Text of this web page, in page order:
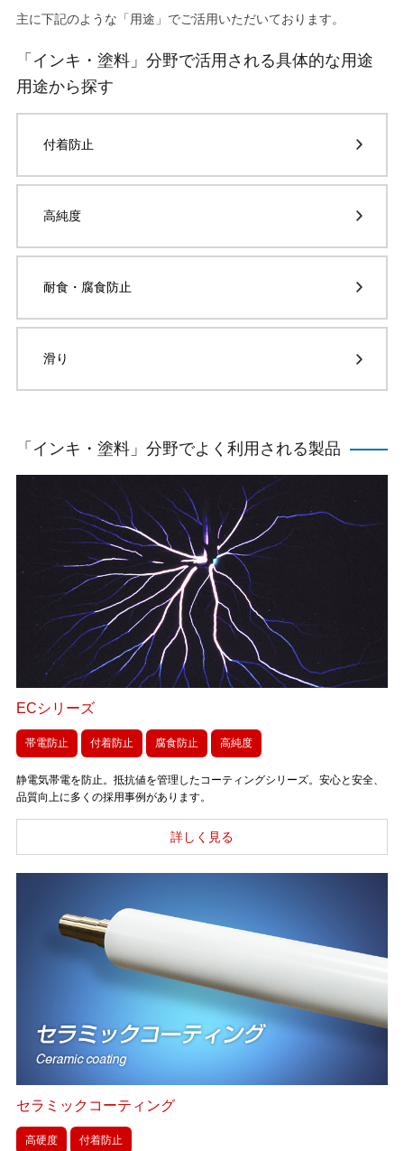
主に下記のような「用途」でご活用いただいております。
「インキ・塗料」分野で活用される具体的な用途
用途から探す
付着防止
高純度
耐食・腐食防止
滑り
「インキ・塗料」分野でよく利用される製品
ECシリーズ
帯電防止 付着防止 腐食防止 高純度
静電気帯電を防止。抵抗値を管理したコーティングシリーズ。安心と安全、
品質向上に多くの採用事例があります。
セラミックコーティング
高硬度 付着防止